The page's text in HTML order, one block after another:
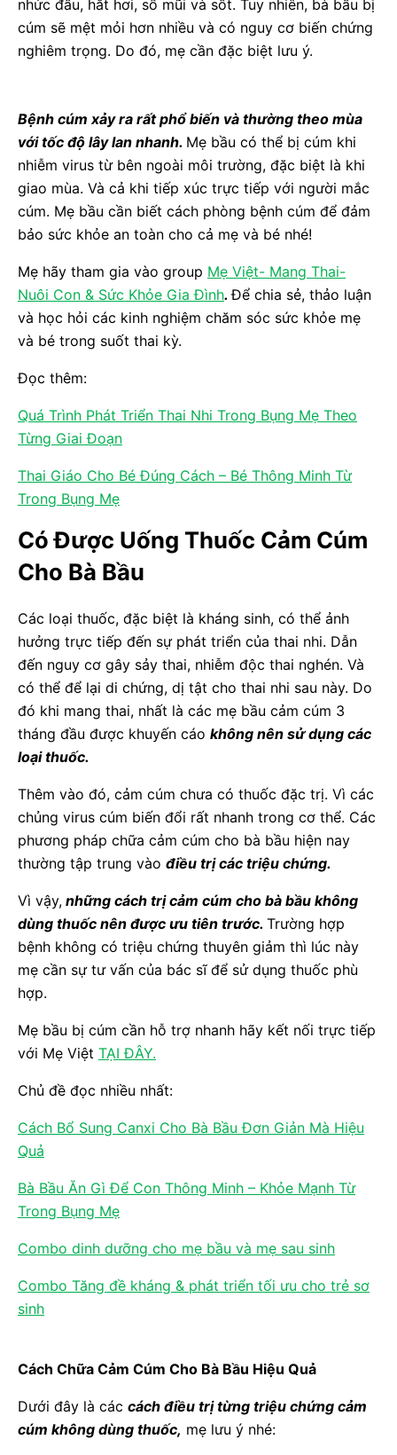
nhức đầu, hắt hơi, sổ mũi và sốt. Tuy nhiên, bà bầu bị
cúm sẽ mệt mỏi hơn nhiều và có nguy cơ biến chứng
nghiêm trọng. Do đó, mẹ cần đặc biệt lưu ý.
Bệnh cúm xảy ra rất phổ biến và thường theo mùa
với tốc độ lây lan nhanh. Mẹ bầu có thể bị cúm khi
nhiễm virus từ bên ngoài môi trường, đặc biệt là khi
giao mùa. Và cả khi tiếp xúc trực tiếp với người mắc
cúm. Mẹ bầu cần biết cách phòng bệnh cúm để đảm
bảo sức khỏe an toàn cho cả mẹ và bé nhé!
Mẹ hãy tham gia vào group Mẹ Việt- Mang Thai-
Nuôi Con & Sức Khỏe Gia Đình.Để chia sẻ, thảo luận
và học hỏi các kinh nghiệm chăm sóc sức khỏe mẹ
và bé trong suốt thai kỳ.
Đọc thêm:
Quá Trình Phát Triển Thai Nhi Trong Bụng Mẹ Theo
Từng Giai Đoạn
Thai Giáo Cho Bé Đúng Cách – Bé Thông Minh Từ
Trong Bụng Mẹ
Có Được Uống Thuốc Cảm Cúm
Cho Bà Bầu
Các loại thuốc, đặc biệt là kháng sinh, có thể ảnh
hưởng trực tiếp đến sự phát triển của thai nhi. Dẫn
đến nguy cơ gây sảy thai, nhiễm độc thai nghén. Và
có thể để lại di chứng, dị tật cho thai nhi sau này. Do
đó khi mang thai, nhất là các mẹ bầu cảm cúm 3
tháng đầu được khuyến cáo không nên sử dụng các
loại thuốc.
Thêm vào đó, cảm cúm chưa có thuốc đặc trị. Vì các
chủng virus cúm biến đổi rất nhanh trong cơ thể. Các
phương pháp chữa cảm cúm cho bà bầu hiện nay
thường tập trung vào điều trị các triệu chứng.
Vì vậy, những cách trị cảm cúm cho bà bầu không
dùng thuốc nên được ưu tiên trước. Trường hợp
bệnh không có triệu chứng thuyên giảm thì lúc này
mẹ cần sự tư vấn của bác sĩ để sử dụng thuốc phù
hợp.
Mẹ bầu bị cúm cần hỗ trợ nhanh hãy kết nối trực tiếp
với Mẹ Việt TẠI ĐÂY.
Chủ đề đọc nhiều nhất:
Cách Bổ Sung Canxi Cho Bà Bầu Đơn Giản Mà Hiệu
Quả
Bà Bầu Ăn Gì Để Con Thông Minh – Khỏe Mạnh Từ
Trong Bụng Mẹ
Combo dinh dưỡng cho mẹ bầu và mẹ sau sinh
Combo Tăng đề kháng & phát triển tối ưu cho trẻ sơ
sinh
Cách Chữa Cảm Cúm Cho Bà Bầu Hiệu Quả
Dưới đây là các cách điều trị từng triệu chứng cảm
cúm không dùng thuốc, mẹ lưu ý nhé: